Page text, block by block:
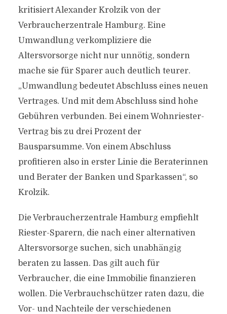
kritisiert Alexander Krolzik von der
Verbraucherzentrale Hamburg. Eine
Umwandlung verkompliziere die
Altersvorsorge nicht nur unnötig, sondern
mache sie für Sparer auch deutlich teurer.
„Umwandlung bedeutet Abschluss eines neuen
Vertrages. Und mit dem Abschluss sind hohe
Gebühren verbunden. Bei einem Wohnriester-
Vertrag bis zu drei Prozent der
Bausparsumme. Von einem Abschluss
profitieren also in erster Linie die Beraterinnen
und Berater der Banken und Sparkassen“, so
Krolzik.
Die Verbraucherzentrale Hamburg empfiehlt
Riester-Sparern, die nach einer alternativen
Altersvorsorge suchen, sich unabhängig
beraten zu lassen. Das gilt auch für
Verbraucher, die eine Immobilie finanzieren
wollen. Die Verbrauchschützer raten dazu, die
Vor- und Nachteile der verschiedenen